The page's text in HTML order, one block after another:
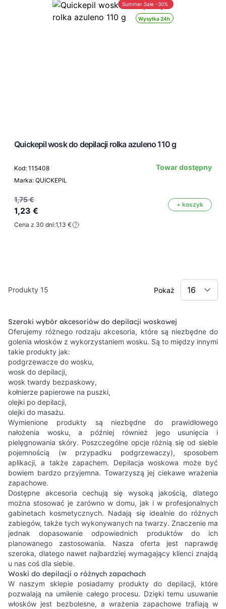
Wysyłka 24h
Summer Sale -30%
Quickepil wosk do depilacji rolka azuleno 110 g
Kod: 115408
Marka: QUICKEPIL
Towar dostępny
1,75 €
1,23 €
+ koszyk
Cena z 30 dni:1,13 €
Produkty 15 Pokaż
Szeroki wybór akcesoriów do depilacji woskowej
Oferujemy różnego rodzaju akcesoria, które są niezbędne do
golenia włosków z wykorzystaniem wosku. Są to między innymi
takie produkty jak:
podgrzewacze do wosku,
wosk do depilacji,
wosk twardy bezpaskowy,
kołnierze papierowe na puszki,
olejki po depilacji,
olejki do masażu.
Wymienione produkty są niezbędne do prawidłowego
nałożenia wosku, a później również jego usunięcia i
pielęgnowania skóry. Poszczególne opcje różnią się od siebie
pojemnością (w przypadku podgrzewaczy), sposobem
aplikacji, a także zapachem. Depilacja woskowa może być
bowiem bardzo przyjemna. Towarzyszą jej ciekawe wrażenia
zapachowe.
Dostępne akcesoria cechują się wysoką jakością, dlatego
można stosować je zarówno w domu, jak i w profesjonalnych
gabinetach kosmetycznych. Nadają się idealnie do różnych
zabiegów, także tych wykonywanych na twarzy. Znaczenie ma
jednak dopasowanie odpowiednich produktów do ich
planowanego zastosowania. Nasza oferta jest naprawdę
szeroka, dlatego nawet najbardziej wymagający klienci znajdą
u nas coś dla siebie.
Woski do depilacji o różnych zapachach
W naszym sklepie posiadamy produkty do depilacji, które
pozwalają na umilenie całego procesu. Dzięki temu usuwanie
włosków jest bezbolesne, a wrażenia zapachowe trafiają w